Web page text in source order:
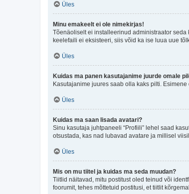
Üles
Minu emakeelt ei ole nimekirjas!
Tõenäoliselt ei installeerinud administraator
keelefaili ei eksisteeri, siis võid ka ise luua uue
Üles
Kuidas ma panen kasutajanime juurde omale
Kasutajanime juures saab olla kaks pilti.
Üles
Kuidas ma saan lisada avatari?
Sinu kasutaja juhtpaneeli “Profiili” lehel saad
otsustada, kas nad lubavad avatare ja millisel
Üles
Mis on mu tiitel ja kuidas ma seda muudan?
Tiitlid näitavad, mitu postitust oled teinud või
foorumit, tehes mõttetuid postitusi, et tiitlit